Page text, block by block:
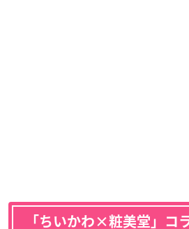
「ちいかわ×粧美堂」コ